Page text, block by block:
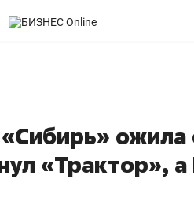
ожила
«Трактор»,